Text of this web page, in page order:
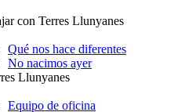
con Terres Llunyanes
Qué nos hace diferentes
No nacimos ayer
Llunyanes
Equipo de oficina